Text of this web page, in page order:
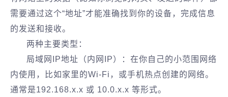
需要通过这个“地址”才能准确找到你的设备，完成信息
的发送和接收。
两种主要类型：
局域网IP地址（内网IP）：在你自己的小范围网络
内使用，比如家里的Wi-Fi，或手机热点创建的网络。
通常是192.168.x.x 或 10.0.x.x 等形式。